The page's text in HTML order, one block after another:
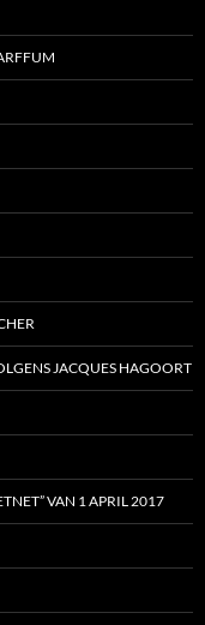
JACQUES HAGOORT
VAN 1 APRIL 2017